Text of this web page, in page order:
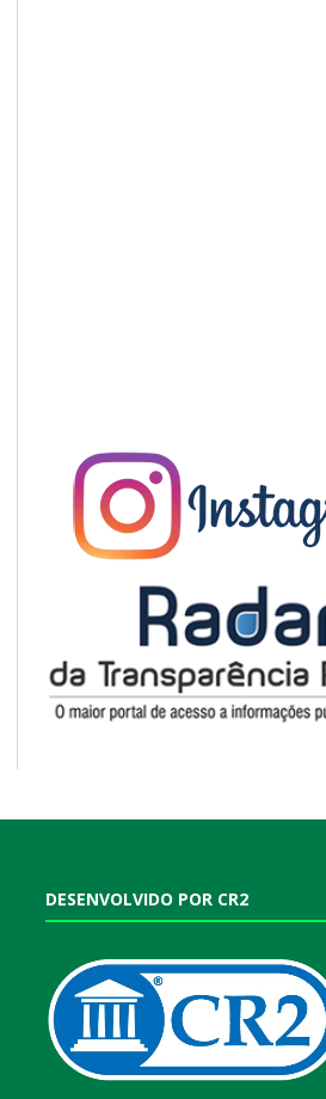
DESENVOLVIDO POR CR2